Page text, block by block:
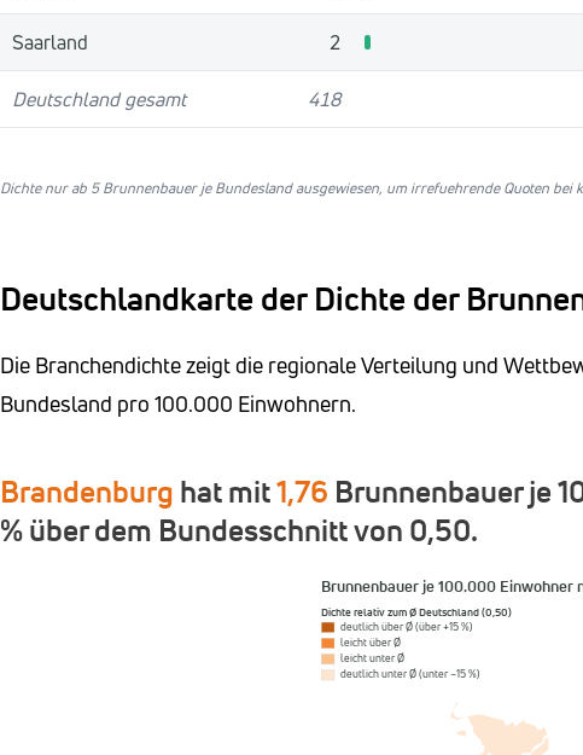
Saarland 2
Deutschland gesamt 418
Dichte nur ab 5 Brunnenbauer je Bundesland ausgewiesen, um irrefuehrende Quoten bei
Deutschlandkarte der Dichte der
Die Branchendichte zeigt die regionale Verteilung und
Bundesland pro 100.000 Einwohnern.
Brandenburg hat mit1,76 Brunnenbauer je
% über dem Bundesschnitt von 0,50.
Brunnenbauer je 100.000 Einwohner
Dichte relativ zum Ø Deutschland (0,50)
deutlich über Ø (über +15 %)
leicht über Ø
leicht unter Ø
deutlich unter Ø (unter −15 %)